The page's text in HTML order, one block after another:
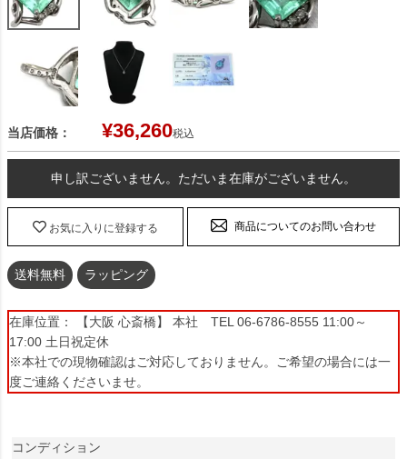
当店価格： ¥36,260税込
申し訳ございません。ただいま在庫がございません。
お気に入りに登録する 商品についてのお問い合わせ
送料無料 ラッピング
在庫位置： 【大阪 心斎橋】 本社 TEL 06-6786-8555 11:00～
17:00 土日祝定休
※本社での現物確認はご対応しておりません。ご希望の場合には一
度ご連絡くださいませ。
コンディション